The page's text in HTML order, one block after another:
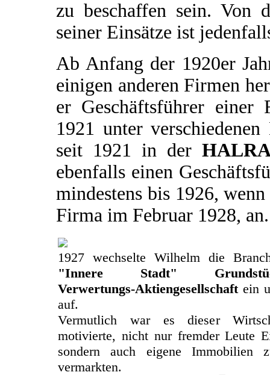
zu beschaffen sein. Von
seiner Einsätze ist
Ab Anfang der 1920er
einigen anderen Firmen
er Geschäftsführer einer
1921 unter
seit 1921 in der
ebenfalls einen
mindestens bis 1926,
Firma im Februar 1928, an.
1927 wechselte Wilhelm die
"Innere Stadt"
Verwertungs-Aktiengesellschaftein
auf.
Vermutlich war es dieser
motivierte, nicht nur fremder Leute
sondern auch eigene Immobilien
vermarkten.